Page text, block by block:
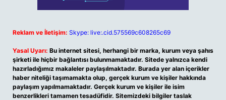
Reklam ve İletişim: Skype: live:.cid.575569c608265c69
Yasal Uyarı: Bu internet sitesi, herhangi bir marka, kurum veya şahıs
şirketi ile hiçbir bağlantısı bulunmamaktadır. Sitede yalnızca kendi
hazırladığımız makaleler paylaşılmaktadır. Burada yer alan içerikler
haber niteliği taşımamakta olup, gerçek kurum ve kişiler hakkında
paylaşım yapılmamaktadır. Gerçek kurum ve kişiler ile isim
benzerlikleri tamamen tesadüfidir. Sitemizdeki bilgiler taslak